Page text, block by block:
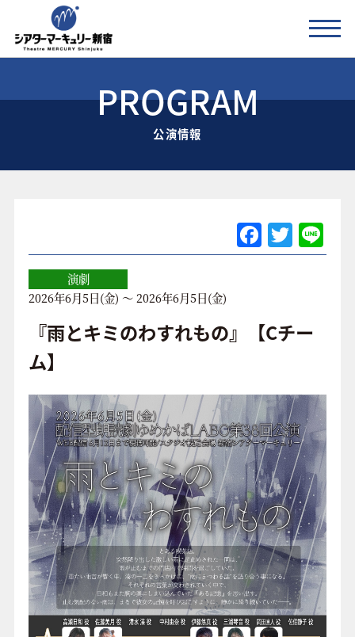
公演情報
アクセス
協賛企業 / 運営会社
お問い合わせ
FAQ
PROGRAM
公演情報
F
a
b
k
T
w
演劇
2026年6月5日(金) ～ 2026年6月5日(金)
『雨とキミのわすれもの』【Cチー
ム】